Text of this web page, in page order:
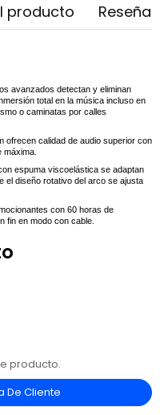
producto Reseñas
avanzados detectan y eliminan
total en la música incluso en
o caminatas por calles
ofrecen calidad de audio superior con
espuma viscoelástica se adaptan
el diseño rotativo del arco se ajusta
con 60 horas de
fin en modo con cable.
producto.
De Cliente